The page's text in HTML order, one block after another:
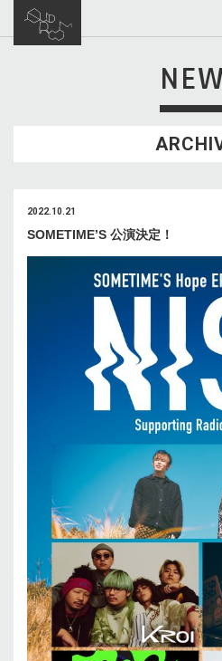
2022.10.21
SOMETIME’S 公演決定！